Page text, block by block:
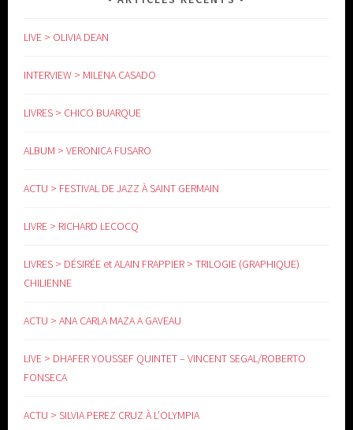
LIVE > OLIVIA DEAN
INTERVIEW > MILENA CASADO
LIVRES > CHICO BUARQUE
ALBUM > VERONICA FUSARO
ACTU > FESTIVAL DE JAZZ À SAINT GERMAIN
LIVRE > RICHARD LECOCQ
LIVRES > DÉSIRÉE et ALAIN FRAPPIER > TRILOGIE (GRAPHIQUE)
CHILIENNE
ACTU > ANA CARLA MAZA A GAVEAU
LIVE > DHAFER YOUSSEF QUINTET – VINCENT SEGAL/ROBERTO
FONSECA
ACTU > SILVIA PEREZ CRUZ À L’OLYMPIA